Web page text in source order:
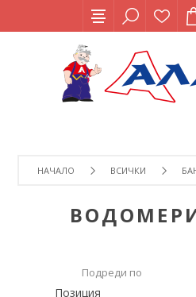
НАЧАЛО ВСИЧКИ
Подреди по